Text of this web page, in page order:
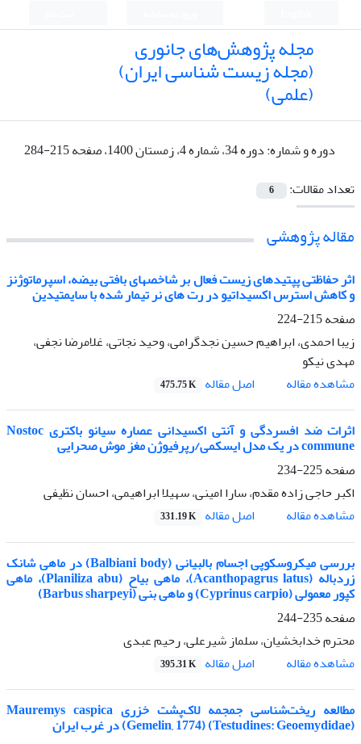
مجله پژوهش‌های جانوری
(مجله زیست شناسی ایران)
(علمی)
دوره و شماره:دوره 34، شماره 4، زمستان 1400، صفحه 215-284
تعداد مقالات:
6
مقاله پژوهشی
اثر حفاظتی پپتیدهای زیست فعال بر شاخص‏های بافتی بیضه، اسپرماتوژنز
و کاهش استرس اکسیداتیو در رت های نر تیمار شده با سایمتیدین
صفحه215-224
زیبا احمدی، ابراهیم حسین نجدگرامی، وحید نجاتی، غلامرضا نجفی،
مهدی نیکو
مشاهده مقاله
اصل مقاله 475.75 K
اثرات ضد افسردگی و آنتی اکسیدانی عصاره سیانو باکتری Nostoc
commune در یک مدل ایسکمی/رپرفیوژن مغز موش صحرایی
صفحه225-234
اکبر حاجی زاده مقدم، سارا امینی، سهیلا ابراهیمی، احسان نظیفی
مشاهده مقاله
اصل مقاله 331.19 K
بررسی میکروسکوپی اجسام بالبیانی (Balbiani body) در ماهی شانک
زردباله (Acanthopagrus latus)، ماهی بیاح (Planiliza abu)، ماهی
کپور معمولی (Cyprinus carpio) و ماهی بنی (Barbus sharpeyi)
صفحه235-244
محترم خدابخشیان، سلماز شیرعلی، رحیم عبدی
مشاهده مقاله
اصل مقاله 395.31 K
مطالعه ریخت‌شناسی جمجمه لاک‌پشت خزری Mauremys caspica
(Gemelin, 1774) (Testudines: Geoemydidae) در غرب ایران